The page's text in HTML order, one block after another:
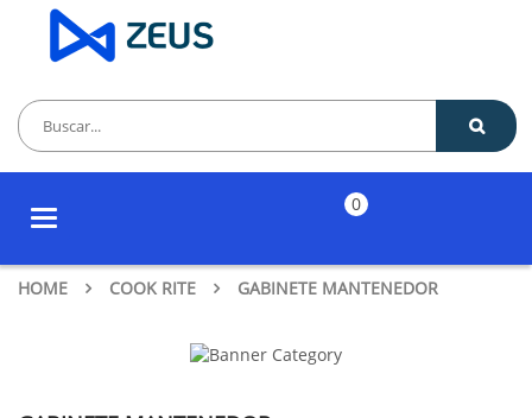
Toggle
0
HOME COOK RITE GABINETE MANTENEDOR